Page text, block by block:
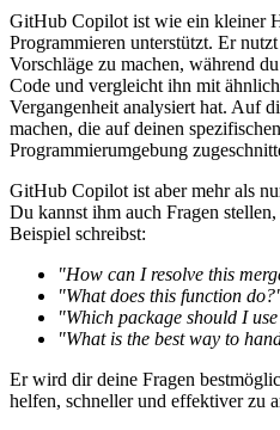
GitHub Copilot ist wie ein kleiner
Programmieren unterstützt. Er
Vorschläge zu machen, während
Code und vergleicht ihn mit
Vergangenheit analysiert hat. Auf
machen, die auf deinen
Programmierumgebung
GitHub Copilot ist aber mehr als
Du kannst ihm auch Fragen
Beispiel schreibst:
"How can I resolve this
"What does this function
"Which package should I
"What is the best way to
Er wird dir deine Fragen
helfen, schneller und effektiver zu